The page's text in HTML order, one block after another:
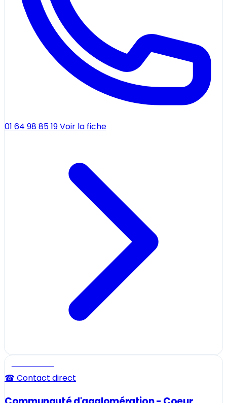
01 64 98 85 19Voir la fiche
☎ Contact direct